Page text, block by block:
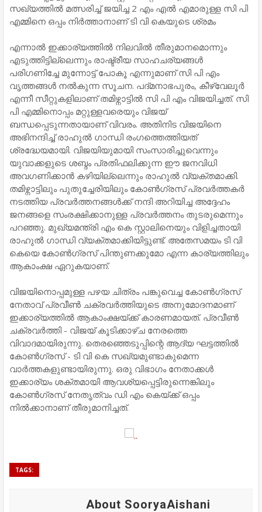
സഖ്യത്തില്‍ മത്സരിച്ച് ജയിച്ച 2 എം എല്‍ എമാരുള്ള സി പി
എമ്മിനെ ഒപ്പം നിര്‍ത്താനാണ് ടി വി കെയുടെ ശ്രമം
എന്നാല്‍ ഇക്കാര്യത്തില്‍ നിലവില്‍ തീരുമാനമൊന്നും
എടുത്തിട്ടില്ലെന്നും രാഷ്ട്രീയ സാഹചര്യങ്ങള്‍
പരിഗണിച്ചേ മുന്നോട്ട് പോകൂ എന്നുമാണ് സി പി എം
വൃത്തങ്ങള്‍ നല്‍കുന്ന സൂചന. പദ്മനാഭപുരം, കീഴ്വേലൂര്‍
എന്നീ സീറ്റുകളിലാണ് തമിഴ്നാട്ടില്‍ സി പി എം വിജയിച്ചത്. സി
പി എമ്മിനൊപ്പം മറ്റുള്ളവരെയും വിജയ്
ബന്ധപ്പെടുന്നതായാണ് വിവരം. അതിനിട വിജയിനെ
അഭിനന്ദിച്ച് രാഹുല്‍ ഗാന്ധി രംഗത്തെത്തിയത്
ശ്രദ്ധേയമായി. വിജയിയുമായി സംസാരിച്ചുവെന്നും
യുവാക്കളുടെ ശബ്ദം പ്രതിഫലിക്കുന്ന ഈ ജനവിധി
അവഗണിക്കാന്‍ കഴിയില്ലെന്നും രാഹുല്‍ വ്യക്തമാക്കി.
തമിഴ്നാട്ടിലും പുതുച്ചേരിയിലും കോണ്‍ഗ്രസ് പ്രവര്‍ത്തകര്‍
നടത്തിയ പ്രവര്‍ത്തനങ്ങള്‍ക്ക് നന്ദി അറിയിച്ച അദ്ദേഹം
ജനങ്ങളെ സംരക്ഷിക്കാനുള്ള പ്രവര്‍ത്തനം തുടരുമെന്നും
പറഞ്ഞു. മുഖ്യമന്ത്രി എം കെ സ്റ്റാലിനെയും വിളിച്ചതായി
രാഹുല്‍ ഗാന്ധി വ്യക്തമാക്കിയിട്ടുണ്ട്. അതേസമയം ടി വി
കെയെ കോണ്‍ഗ്രസ് പിന്തുണക്കുമോ എന്ന കാര്യത്തിലും
ആകാംക്ഷ ഏറുകയാണ്.
വിജയിനൊപ്പമുള്ള പഴയ ചിത്രം പങ്കുവെച്ച കോണ്‍ഗ്രസ്
നേതാവ് പ്രവീണ്‍ ചക്രവര്‍ത്തിയുടെ അനുമോദനമാണ്
ഇക്കാര്യത്തില്‍ ആകാംക്ഷയ്ക്ക് കാരണമായത്. പ്രവീണ്‍
ചക്രവര്‍ത്തി - വിജയ് കൂടിക്കാഴ്ച നേരത്തെ
വിവാദമായിരുന്നു. തെരഞ്ഞെടുപ്പിന്റെ ആദ്യ ഘട്ടത്തില്‍
കോണ്‍ഗ്രസ് - ടി വി കെ സഖ്യമുണ്ടാകുമെന്ന
വാര്‍ത്തകളുണ്ടായിരുന്നു. ഒരു വിഭാഗം നേതാക്കള്‍
ഇക്കാര്യം ശക്തമായി ആവശ്യപ്പെട്ടിരുന്നെങ്കിലും
കോണ്‍ഗ്രസ് നേതൃത്വം ഡി എം കെയ്ക്ക് ഒപ്പം
നില്‍ക്കാനാണ് തീരുമാനിച്ചത്.
TAGS:
About SooryaAishani